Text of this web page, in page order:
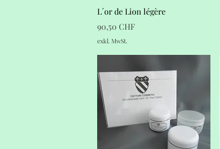
Schnellansicht
L´or de Lion légère
Preis
90,50 CHF
exkl. MwSt.